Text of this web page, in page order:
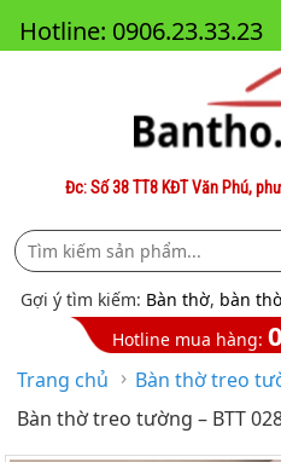
Đc: Số 38 TT8 KĐT Văn Phú,
Gợi ý tìm kiếm: Bàn thờ, bàn
Hotline mua hàng:
Trang chủ › Bàn thờ treo
Bàn thờ treo tường – BTT
Hotline: 0906.23.33.23